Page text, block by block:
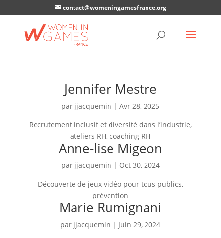
contact@womeningamesfrance.org
Jennifer Mestre
par jjacquemin |Avr 28, 2025
Recrutement inclusif et diversité dans l’industrie,
ateliers RH, coaching RH
Anne-lise Migeon
par jjacquemin | Oct 30, 2024
Découverte de jeux vidéo pour tous publics,
prévention
Marie Rumignani
par jjacquemin | Juin 29, 2024